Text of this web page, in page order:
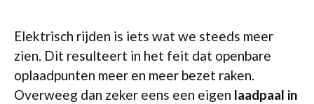
Elektrisch rijden is iets wat we steeds meer
zien. Dit resulteert in het feit dat openbare
oplaadpunten meer en meer bezet raken.
Overweeg dan zeker eens een eigen laadpaal in